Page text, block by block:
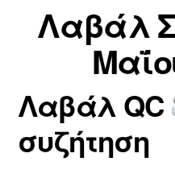
Λαβάλ
Λαβάλ QC
συζήτηση